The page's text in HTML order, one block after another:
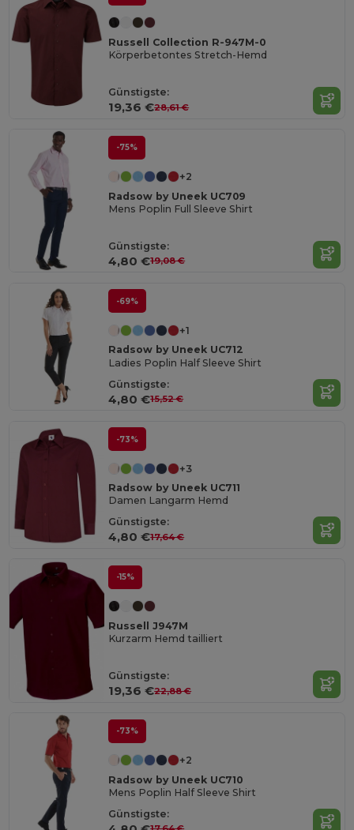
Russell Collection R-947M-0
Körperbetontes Stretch-Hemd
Günstigste:
19,36 €28,61 €
-75%
+2
Radsow by Uneek UC709
Mens Poplin Full Sleeve Shirt
Günstigste:
4,80 €19,08 €
-69%
+1
Radsow by Uneek UC712
Ladies Poplin Half Sleeve Shirt
Günstigste:
4,80 €15,52 €
-73%
+3
Radsow by Uneek UC711
Damen Langarm Hemd
Günstigste:
4,80 €17,64 €
-15%
Russell J947M
Kurzarm Hemd tailliert
Günstigste:
19,36 €22,88 €
-73%
+2
Radsow by Uneek UC710
Mens Poplin Half Sleeve Shirt
Günstigste: